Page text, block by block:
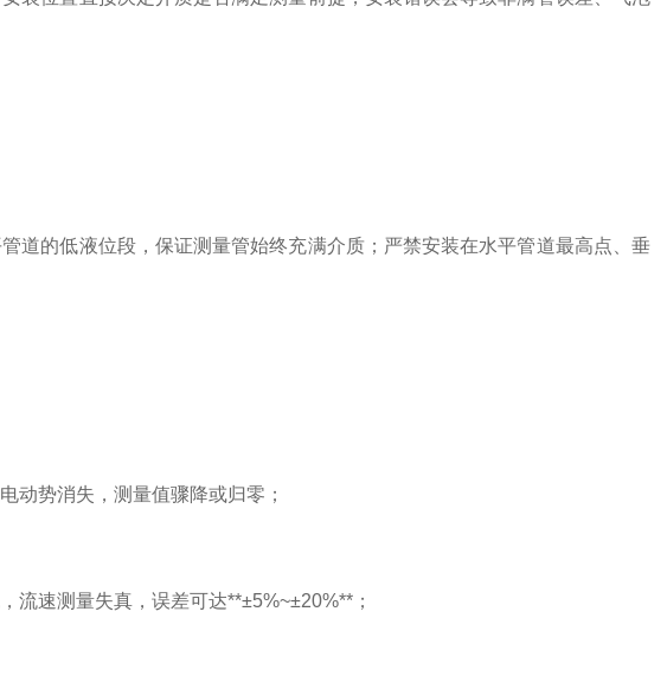
道的低液位段，保证测量管始终充满介质；严禁安装在水平管道最高点、垂
动势消失，测量值骤降或归零；
流速测量失真，误差可达**±5%~±20%**；